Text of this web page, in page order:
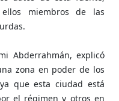
miembros de las
Abderrahmán, explicó
zona en poder de los
que esta ciudad está
el régimen y otros en